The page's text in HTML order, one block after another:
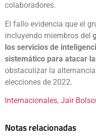
colaboradores.
El fallo evidencia que el
incluyendo miembros del
los servicios de
sistemático para atacar
obstaculizar la
elecciones de 2022.
Internacionales, Jair
Notas relacionadas